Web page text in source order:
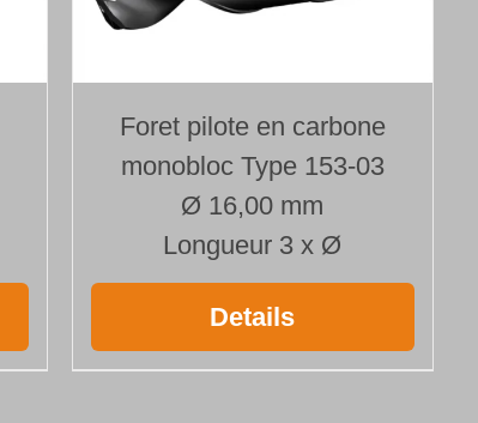
Foret pilote en carbone
monobloc Type 153-03
Ø 16,00 mm
Longueur 3 x Ø
Details